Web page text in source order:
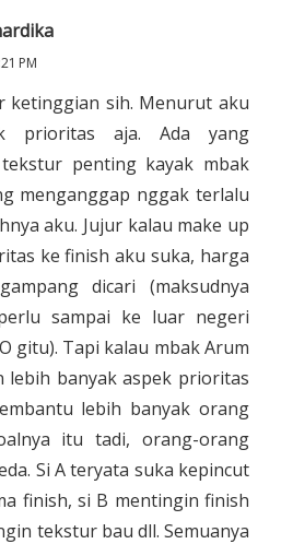
PM
ketinggian sih. Menurut aku
prioritas aja. Ada yang
penting kayak mbak
menganggap nggak terlalu
aku. Jujur kalau make up
ke finish aku suka, harga
dicari (maksudnya
sampai ke luar negeri
gitu). Tapi kalau mbak Arum
lebih banyak aspek prioritas
lebih banyak orang
itu tadi, orang-orang
Si A teryata suka kepincut
finish, si B mentingin finish
tekstur bau dll. Semuanya